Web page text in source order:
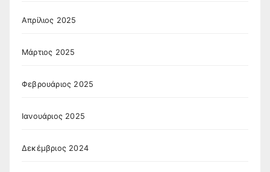
Απρίλιος 2025
Μάρτιος 2025
Φεβρουάριος 2025
Ιανουάριος 2025
Δεκέμβριος 2024